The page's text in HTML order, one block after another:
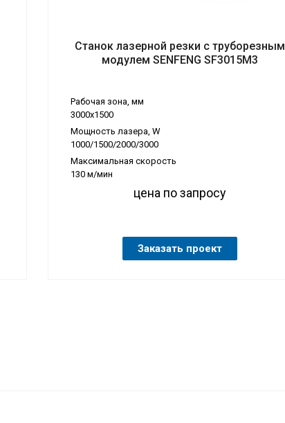
Станок лазерной резки с труборезным
модулем SENFENG SF3015M3
Рабочая зона, мм
3000х1500
Мощность лазера, W
1000/1500/2000/3000
Максимальная скорость
130 м/мин
цена по запросу
Заказать проект